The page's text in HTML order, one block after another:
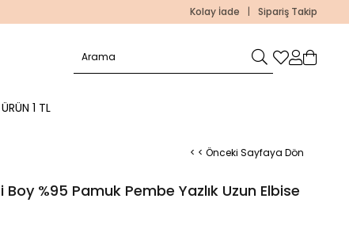
Kolay İade | Sipariş Takip
1 TL
< < Önceki Sayfaya Dön
%95 Pamuk Pembe Yazlık Uzun Elbise